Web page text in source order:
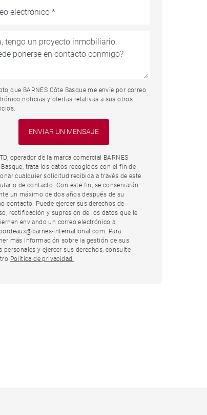
que BARNES Côte Basque me envíe por correo
noticias y ofertas relativas a sus otros
operador de la marca comercial BARNES
Basque, trata los datos recogidos con el fin de
cualquier solicitud recibida a través de este
de contacto. Con este fin, se conservarán
un máximo de dos años después de su
contacto. Puede ejercer sus derechos de
rectificación y supresión de los datos que le
enviando un correo electrónico a
international.com. Para
más información sobre la gestión de sus
personales y ejercer sus derechos, consulte
Política de privacidad.